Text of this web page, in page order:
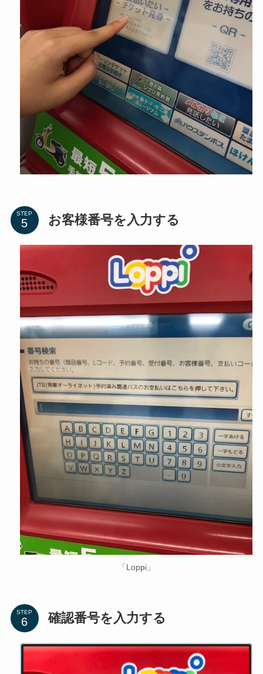
STEP お客様番号を入力する
「Loppi」
STEP 確認番号を入力する